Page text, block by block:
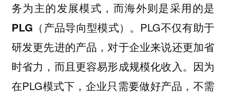
务为主的发展模式，而海外则是采用的是
PLG（产品导向型模式）。 PLG不仅有助于
研发更先进的产品，对于企业来说还更加省
时省力，而且更容易形成规模化收入。因为
在PLG模式下，企业只需要做好产品，不需